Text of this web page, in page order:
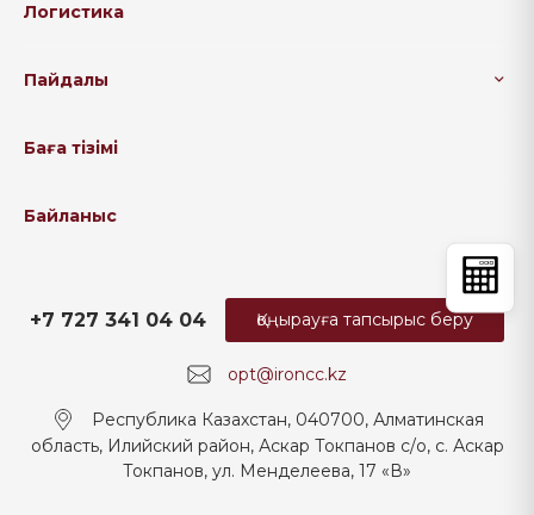
Логистика
Пайдалы
Баға тізімі
Байланыс
opt@ironcc.kz
+7 727 341 04 04
Республика Казахстан, 040700, Алматинская
область, Илийский район, Аскар Токпанов с/о, с. Аскар
Токпанов, ул. Менделеева, 17 «В»
Қоңырауға тапсырыс беру